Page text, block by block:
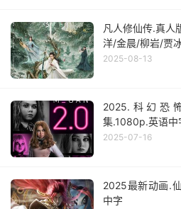
凡人修仙传.真
洋/金晨/柳岩/贾
2025-08-13
2025.科幻恐
集.1080p.英语中
2025-07-16
2025最新动画.
中字